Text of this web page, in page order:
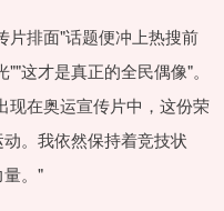
片排面"话题便冲上热搜前
这才是真正的全民偶像"。
现在奥运宣传片中，这份荣
。我依然保持着竞技状
。"